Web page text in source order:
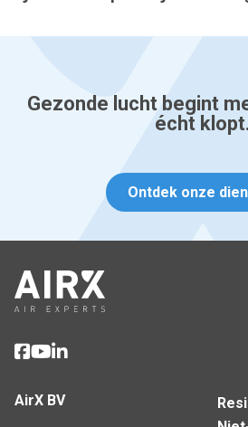
Gezonde lucht begint
écht klopt.
Ontdek onze
AirX BV